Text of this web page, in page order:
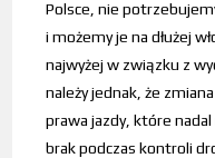
Polsce, nie
i możemy je na dłużej
najwyżej w związku z
należy jednak, że
prawa jazdy, które
brak podczas kontroli